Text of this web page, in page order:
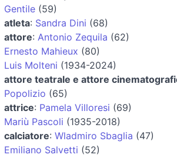
Gentile (59)
atleta: Sandra Dini (68)
attore: Antonio Zequila (62)
Ernesto Mahieux (80)
Luis Molteni (1934-2024)
attore teatrale e attore
Popolizio (65)
attrice: Pamela Villoresi (69)
Mariù Pascoli (1935-2018)
calciatore: Wladmiro Sbaglia (47)
Emiliano Salvetti (52)